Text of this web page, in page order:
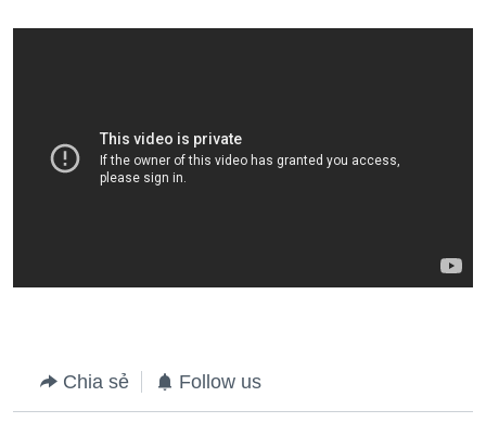
Chia sẻ Follow us